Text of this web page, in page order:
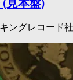
グレコード社